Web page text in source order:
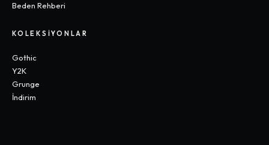
Beden Rehberi
KOLEKSIYONLAR
Gothic
Y2K
Grunge
İndirim